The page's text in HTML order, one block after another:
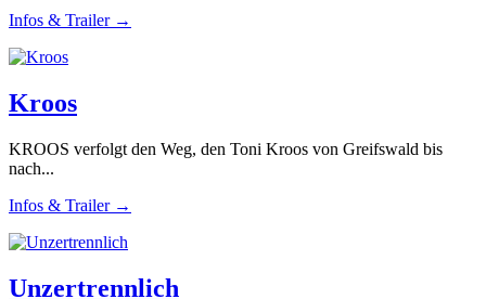
Infos & Trailer →
Kroos
KROOS verfolgt den Weg, den Toni Kroos von Greifswald bis
nach...
Infos & Trailer →
Unzertrennlich